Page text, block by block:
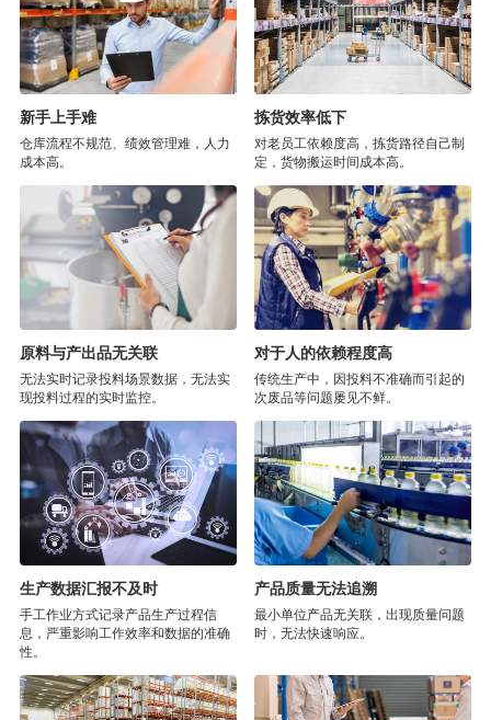
新手上手难
仓库流程不规范、绩效管理难，人力
成本高。
拣货效率低下
对老员工依赖度高，拣货路径自己制
定，货物搬运时间成本高。
原料与产出品无关联
无法实时记录投料场景数据，无法实
现投料过程的实时监控。
对于人的依赖程度高
传统生产中，因投料不准确而引起的
次废品等问题屡见不鲜。
生产数据汇报不及时
手工作业方式记录产品生产过程信
息，严重影响工作效率和数据的准确
性。
产品质量无法追溯
最小单位产品无关联，出现质量问题
时，无法快速响应。